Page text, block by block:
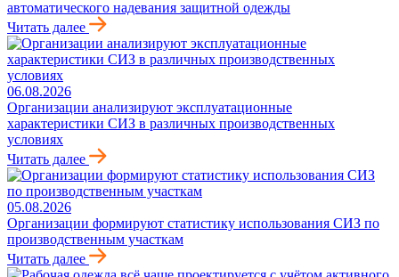
автоматического надевания защитной одежды
Читать далее
06.08.2026
Организации анализируют эксплуатационные
характеристики СИЗ в различных производственных
условиях
Читать далее
05.08.2026
Организации формируют статистику использования СИЗ по
производственным участкам
Читать далее